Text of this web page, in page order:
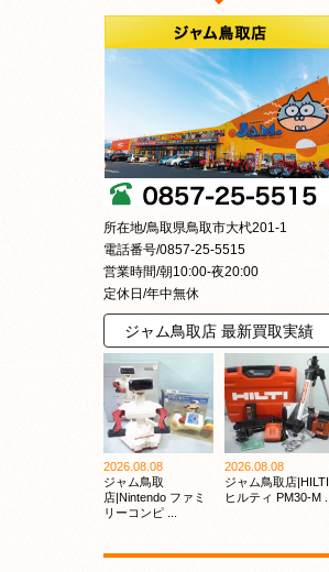
所在地/鳥取県鳥取市大杙201-1
電話番号/0857-25-5515
営業時間/朝10:00-夜20:00
定休日/年中無休
ジャム鳥取店 最新買取実績
2026.08.08
ジャム鳥取
店|Nintendo ファミ
リーコンピ ...
2026.08.08
ジャム鳥取店|HILTI
ヒルティ PM30-M ...